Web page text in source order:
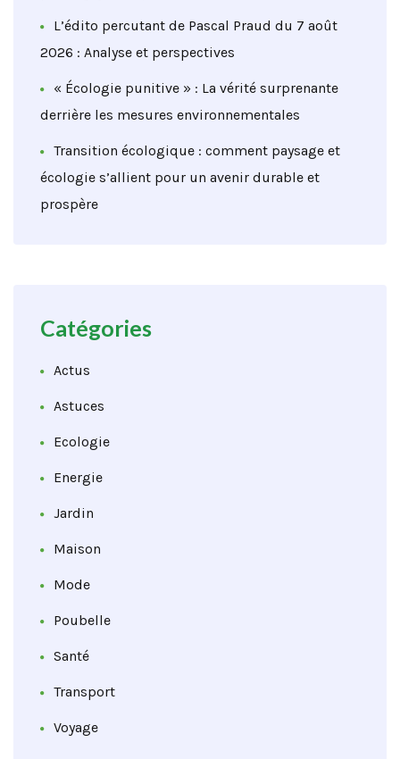
L’édito percutant de Pascal Praud du 7 août
2026 : Analyse et perspectives
« Écologie punitive » : La vérité surprenante
derrière les mesures environnementales
Transition écologique : comment paysage et
écologie s’allient pour un avenir durable et
prospère
Catégories
Actus
Astuces
Ecologie
Energie
Jardin
Maison
Mode
Poubelle
Santé
Transport
Voyage